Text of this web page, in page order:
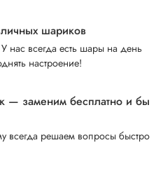
шариков
нас всегда есть шары на день
настроение!
— заменим бесплатно и бы
всегда решаем вопросы быстро